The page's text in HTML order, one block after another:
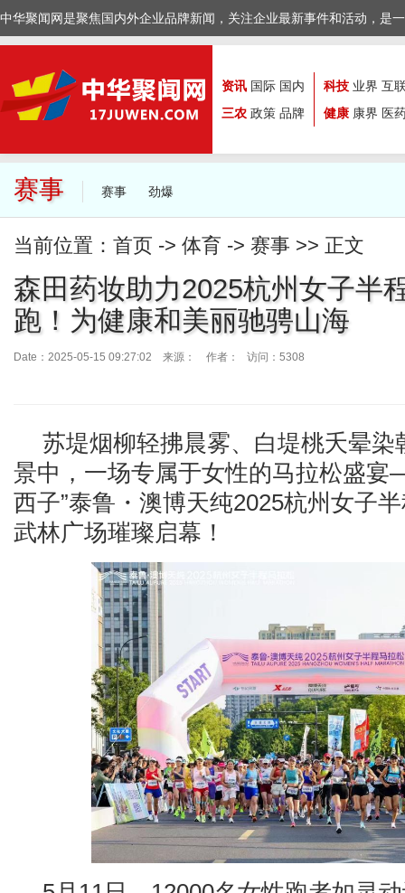
中华聚闻网是聚焦国内外企业品牌新闻，关注企业最新事件和活动，是
资讯 国际 国内
三农 政策 品牌
科技 业界 互
健康 康界 医
赛事 赛事 劲爆
当前位置： 首页 -> 体育 -> 赛事 >> 正文
森田药妆助力2025杭州女子半
跑！为健康和美丽驰骋山海
Date：2025-05-15 09:27:02 来源： 作者： 访问：5308
苏堤烟柳轻拂晨雾、白堤桃夭晕染
景中，一场专属于女性的马拉松盛
西子”泰鲁・澳博天纯2025杭州女子
武林广场璀璨启幕！